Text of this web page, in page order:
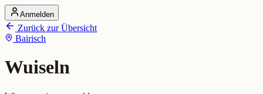
Startseite
Alle Dialekte
Dialekte vergleichen
Dialekt-Karte
Ranking
Anmelden
Zurück zur Übersicht
Bairisch
Wuiseln